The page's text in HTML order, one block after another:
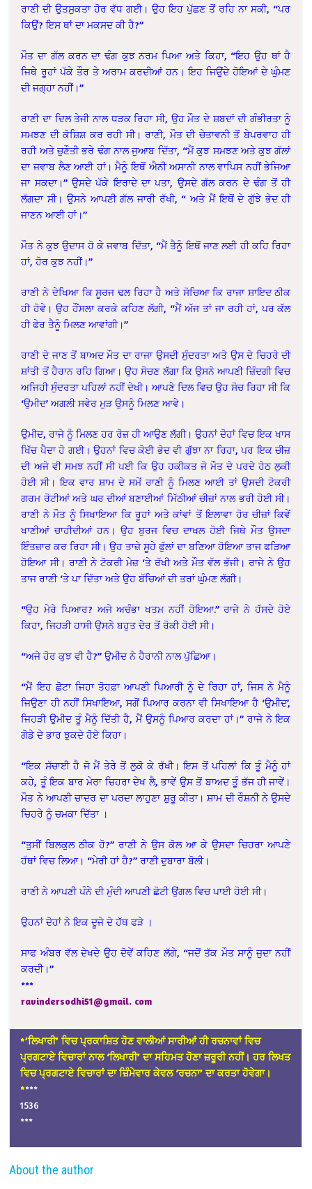
ਰਾਣੀ ਦੀ ਉਤਸੁਕਤਾ ਹੋਰ ਵੱਧ ਗਈ। ਉਹ ਇਹ ਪੁੱਛਣ ਤੋਂ ਰਹਿ ਨਾ ਸਕੀ, “ਪਰ
ਕਿਉਂ? ਇਸ ਥਾਂ ਦਾ ਮਕਸਦ ਕੀ ਹੈ?”
ਮੌਤ ਦਾ ਗੱਲ ਕਰਨ ਦਾ ਢੰਗ ਕੁਝ ਨਰਮ ਪਿਆ ਅਤੇ ਕਿਹਾ, “ਇਹ ਉਹ ਥਾਂ ਹੈ
ਜਿਥੇ ਰੂਹਾਂ ਪੱਕੇ ਤੌਰ ਤੇ ਅਰਾਮ ਕਰਦੀਆਂ ਹਨ। ਇਹ ਜਿਉਂਦੇ ਹੋਇਆਂ ਦੇ ਘੁੰਮਣ
ਦੀ ਜਗ੍ਹਾ ਨਹੀਂ।”
ਰਾਣੀ ਦਾ ਦਿਲ ਤੇਜੀ ਨਾਲ ਧੜਕ ਰਿਹਾ ਸੀ, ਉਹ ਮੌਤ ਦੇ ਸ਼ਬਦਾਂ ਦੀ ਗੰਭੀਰਤਾ ਨੂੰ
ਸਮਝਣ ਦੀ ਕੋਸ਼ਿਸ਼ ਕਰ ਰਹੀ ਸੀ। ਰਾਣੀ, ਮੌਤ ਦੀ ਚੇਤਾਵਨੀ ਤੋਂ ਬੇਪਰਵਾਹ ਹੀ
ਰਹੀ ਅਤੇ ਚੁਣੌਤੀ ਭਰੇ ਢੰਗ ਨਾਲ ਜੁਆਬ ਦਿੱਤਾ, “ਮੈਂ ਕੁਝ ਸਮਝਣ ਅਤੇ ਕੁਝ ਗੱਲਾਂ
ਦਾ ਜਵਾਬ ਲੈਣ ਆਈ ਹਾਂ। ਮੈਨੂੰ ਇਥੋਂ ਐਨੀ ਅਸਾਨੀ ਨਾਲ ਵਾਪਿਸ ਨਹੀਂ ਭੇਜਿਆ
ਜਾ ਸਕਦਾ।” ਉਸਦੇ ਪੱਕੇ ਇਰਾਦੇ ਦਾ ਪਤਾ, ਉਸਦੇ ਗੱਲ ਕਰਨ ਦੇ ਢੰਗ ਤੋਂ ਹੀ
ਲੱਗਦਾ ਸੀ। ਉਸਨੇ ਆਪਣੀ ਗੱਲ ਜਾਰੀ ਰੱਖੀ, “ ਅਤੇ ਮੈਂ ਇਥੋਂ ਦੇ ਗੁੱਝੇ ਭੇਦ ਹੀ
ਜਾਣਨ ਆਈ ਹਾਂ।”
ਮੌਤ ਨੇ ਕੁਝ ਉਦਾਸ ਹੋ ਕੇ ਜਵਾਬ ਦਿੱਤਾ, “ਮੈਂ ਤੈਨੂੰ ਇਥੋਂ ਜਾਣ ਲਈ ਹੀ ਕਹਿ ਰਿਹਾ
ਹਾਂ, ਹੋਰ ਕੁਝ ਨਹੀਂ।”
ਰਾਣੀ ਨੇ ਦੇਖਿਆ ਕਿ ਸੂਰਜ ਢਲ ਰਿਹਾ ਹੈ ਅਤੇ ਸੋਚਿਆ ਕਿ ਰਾਜਾ ਸ਼ਾਇਦ ਠੀਕ
ਹੀ ਹੋਵੇ। ਉਹ ਹੌਂਸਲਾ ਕਰਕੇ ਕਹਿਣ ਲੱਗੀ, “ਮੈਂ ਅੱਜ ਤਾਂ ਜਾ ਰਹੀ ਹਾਂ, ਪਰ ਕੱਲ
ਹੀ ਫੇਰ ਤੈਨੂੰ ਮਿਲਣ ਆਵਾਂਗੀ।”
ਰਾਣੀ ਦੇ ਜਾਣ ਤੋਂ ਬਾਅਦ ਮੌਤ ਦਾ ਰਾਜਾ ਉਸਦੀ ਸੁੰਦਰਤਾ ਅਤੇ ਉਸ ਦੇ ਚਿਹਰੇ ਦੀ
ਸ਼ਾਂਤੀ ਤੋਂ ਹੈਰਾਨ ਰਹਿ ਗਿਆ। ਉਹ ਸੋਚਣ ਲੱਗਾ ਕਿ ਉਸਨੇ ਆਪਣੀ ਜ਼ਿੰਦਗੀ ਵਿਚ
ਅਜਿਹੀ ਸੁੰਦਰਤਾ ਪਹਿਲਾਂ ਨਹੀਂ ਦੇਖੀ। ਆਪਣੇ ਦਿਲ ਵਿਚ ਉਹ ਸੋਚ ਰਿਹਾ ਸੀ ਕਿ
‘ਉਮੀਦ’ ਅਗਲੀ ਸਵੇਰ ਮੁੜ ਉਸਨੂੰ ਮਿਲਣ ਆਵੇ।
ਉਮੀਦ, ਰਾਜੇ ਨੂੰ ਮਿਲਣ ਹਰ ਰੋਜ਼ ਹੀ ਆਉਣ ਲੱਗੀ। ਉਹਨਾਂ ਦੋਹਾਂ ਵਿਚ ਇਕ ਖਾਸ
ਖਿੱਚ ਪੈਦਾ ਹੋ ਗਈ। ਉਹਨਾਂ ਵਿਚ ਕੋਈ ਭੇਦ ਵੀ ਗੁੱਝਾ ਨਾ ਰਿਹਾ, ਪਰ ਇਕ ਚੀਜ਼
ਦੀ ਅਜੇ ਵੀ ਸਮਝ ਨਹੀਂ ਸੀ ਪਈ ਕਿ ਉਹ ਹਕੀਕਤ ਜੋ ਮੌਤ ਦੇ ਪਰਦੇ ਹੇਠ ਲੁਕੀ
ਹੋਈ ਸੀ। ਇਕ ਵਾਰ ਸ਼ਾਮ ਦੇ ਸਮੇਂ ਰਾਣੀ ਨੂੰ ਮਿਲਣ ਆਈ ਤਾਂ ਉਸਦੀ ਟੋਕਰੀ
ਗਰਮ ਰੋਟੀਆਂ ਅਤੇ ਘਰ ਦੀਆਂ ਬਣਾਈਆਂ ਮਿੱਠੀਆਂ ਚੀਜ਼ਾਂ ਨਾਲ ਭਰੀ ਹੋਈ ਸੀ।
ਰਾਣੀ ਨੇ ਮੌਤ ਨੂੰ ਸਿਖਾਇਆ ਕਿ ਰੂਹਾਂ ਅਤੇ ਕਾਂਵਾਂ ਤੋਂ ਇਲਾਵਾ ਹੋਰ ਚੀਜ਼ਾਂ ਕਿਵੇਂ
ਖਾਣੀਆਂ ਚਾਹੀਦੀਆਂ ਹਨ। ਉਹ ਬੁਰਜ ਵਿਚ ਦਾਖਲ ਹੋਈ ਜਿਥੇ ਮੌਤ ਉਸਦਾ
ਇੰਤਜ਼ਾਰ ਕਰ ਰਿਹਾ ਸੀ। ਉਹ ਤਾਜ਼ੇ ਸੂਹੇ ਫੁੱਲਾਂ ਦਾ ਬਣਿਆ ਹੋਇਆ ਤਾਜ ਫੜਿਆ
ਹੋਇਆ ਸੀ। ਰਾਣੀ ਨੇ ਟੋਕਰੀ ਮੇਜ਼ ‘ਤੇ ਰੱਖੀ ਅਤੇ ਮੌਤ ਵੱਲ ਭੱਜੀ। ਰਾਜੇ ਨੇ ਉਹ
ਤਾਜ ਰਾਣੀ ‘ਤੇ ਪਾ ਦਿੱਤਾ ਅਤੇ ਉਹ ਬੱਚਿਆਂ ਦੀ ਤਰਾਂ ਘੁੰਮਣ ਲੱਗੀ।
“ਉਹ ਮੇਰੇ ਪਿਆਰ? ਅਜੇ ਅਚੰਭਾ ਖਤਮ ਨਹੀਂ ਹੋਇਆ.” ਰਾਜੇ ਨੇ ਹੱਸਦੇ ਹੋਏ
ਕਿਹਾ, ਜਿਹੜੀ ਹਾਸੀ ਉਸਨੇ ਬਹੁਤ ਦੇਰ ਤੋਂ ਰੋਕੀ ਹੋਈ ਸੀ।
“ਅਜੇ ਹੋਰ ਕੁਝ ਵੀ ਹੈ?” ਉਮੀਦ ਨੇ ਹੈਰਾਨੀ ਨਾਲ ਪੁੱਛਿਆ।
“ਮੈਂ ਇਹ ਛੋਟਾ ਜਿਹਾ ਤੋਹਫ਼ਾ ਆਪਣੀ ਪਿਆਰੀ ਨੂੰ ਦੇ ਰਿਹਾ ਹਾਂ, ਜਿਸ ਨੇ ਮੈਨੂੰ
ਜਿਉਣਾ ਹੀ ਨਹੀਂ ਸਿਖਾਇਆ, ਸਗੋਂ ਪਿਆਰ ਕਰਨਾ ਵੀ ਸਿਖਾਇਆ ਹੈ ‘ਉਮੀਦ’,
ਜਿਹੜੀ ਉਮੀਦ ਤੂੰ ਮੈਨੂੰ ਦਿੱਤੀ ਹੈ, ਮੈਂ ਉਸਨੂੰ ਪਿਆਰ ਕਰਦਾ ਹਾਂ।” ਰਾਜੇ ਨੇ ਇਕ
ਗੋਡੇ ਦੇ ਭਾਰ ਝੁਕਦੇ ਹੋਏ ਕਿਹਾ।
“ਇਕ ਸੱਚਾਈ ਹੈ ਜੋ ਮੈਂ ਤੇਰੇ ਤੋਂ ਲੁਕੋ ਕੇ ਰੱਖੀ। ਇਸ ਤੋਂ ਪਹਿਲਾਂ ਕਿ ਤੂੰ ਮੈਨੂੰ ਹਾਂ
ਕਹੇ, ਤੂੰ ਇਕ ਬਾਰ ਮੇਰਾ ਚਿਹਰਾ ਦੇਖ ਲੈ, ਭਾਵੇਂ ਉਸ ਤੋਂ ਬਾਅਦ ਤੂੰ ਭੱਜ ਹੀ ਜਾਵੇਂ।
ਮੌਤ ਨੇ ਆਪਣੀ ਚਾਦਰ ਦਾ ਪਰਦਾ ਲਾਹੁਣਾ ਸ਼ੁਰੂ ਕੀਤਾ। ਸ਼ਾਮ ਦੀ ਰੌਸ਼ਨੀ ਨੇ ਉਸਦੇ
ਚਿਹਰੇ ਨੂੰ ਚਮਕਾ ਦਿੱਤਾ ।
“ਤੁਸੀਂ ਬਿਲਕੁਲ ਠੀਕ ਹੋ?” ਰਾਣੀ ਨੇ ਉਸ ਕੋਲ ਆ ਕੇ ਉਸਦਾ ਚਿਹਰਾ ਆਪਣੇ
ਹੱਥਾਂ ਵਿਚ ਲਿਆ। “ਮੇਰੀ ਹਾਂ ਹੈ?” ਰਾਣੀ ਦੁਬਾਰਾ ਬੋਲੀ।
ਰਾਣੀ ਨੇ ਆਪਣੀ ਪੰਨੇ ਦੀ ਮੁੰਦੀ ਆਪਣੀ ਛੋਟੀ ਉਂਗਲ ਵਿਚ ਪਾਈ ਹੋਈ ਸੀ।
ਉਹਨਾਂ ਦੋਹਾਂ ਨੇ ਇਕ ਦੂਜੇ ਦੇ ਹੱਥ ਫੜੇ ।
ਸਾਫ ਅੰਬਰ ਵੱਲ ਦੇਖਦੇ ਉਹ ਦੋਵੇਂ ਕਹਿਣ ਲੱਗੇ, “ਜਦੋਂ ਤੱਕ ਮੌਤ ਸਾਨੂੰ ਜੁਦਾ ਨਹੀਂ
ਕਰਦੀ।”
***
ravindersodhi51@gmail. com
*’ਲਿਖਾਰੀ’ ਵਿਚ ਪ੍ਰਕਾਸ਼ਿਤ ਹੋਣ ਵਾਲੀਆਂ ਸਾਰੀਆਂ ਹੀ ਰਚਨਾਵਾਂ ਵਿਚ
ਪ੍ਰਗਟਾਏ ਵਿਚਾਰਾਂ ਨਾਲ ‘ਲਿਖਾਰੀ’ ਦਾ ਸਹਿਮਤ ਹੋਣਾ ਜ਼ਰੂਰੀ ਨਹੀਂ। ਹਰ ਲਿਖਤ
ਵਿਚ ਪ੍ਰਗਟਾਏ ਵਿਚਾਰਾਂ ਦਾ ਜ਼ਿੰਮੇਵਾਰ ਕੇਵਲ ‘ਰਚਨਾ’ ਦਾ ਕਰਤਾ ਹੋਵੇਗਾ।
****
1536
***
About the author